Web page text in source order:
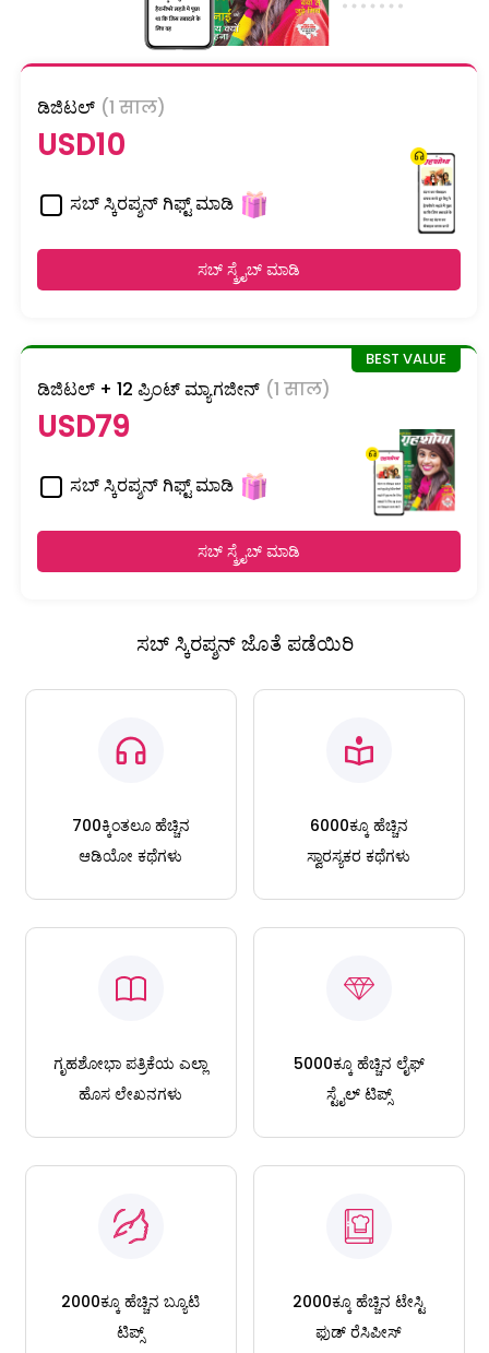
ಡಿಜಿಟಲ್ (1 साल)
USD10
ಸಬ್ ಸ್ಕಿರಪ್ಶನ್ ಗಿಫ್ಟ್ ಮಾಡಿ
ಸಬ್ ಸ್ಕ್ರೈಬ್ ಮಾಡಿ
ಡಿಜಿಟಲ್ + 12 ಪ್ರಿಂಟ್ ಮ್ಯಾಗಜೀನ್ (1 साल)
USD79
ಸಬ್ ಸ್ಕಿರಪ್ಶನ್ ಗಿಫ್ಟ್ ಮಾಡಿ
ಸಬ್ ಸ್ಕ್ರೈಬ್ ಮಾಡಿ
ಸಬ್ ಸ್ಕಿರಪ್ಶನ್ ಜೊತೆ ಪಡೆಯಿರಿ
700ಕ್ಕಿಂತಲೂ ಹೆಚ್ಚಿನ
ಆಡಿಯೋ ಕಥೆಗಳು
6000ಕ್ಕೂ ಹೆಚ್ಚಿನ
ಸ್ವಾರಸ್ಯಕರ ಕಥೆಗಳು
ಗೃಹಶೋಭಾ ಪತ್ರಿಕೆಯ ಎಲ್ಲಾ
ಹೊಸ ಲೇಖನಗಳು
5000ಕ್ಕೂ ಹೆಚ್ಚಿನ ಲೈಫ್
ಸ್ಟೈಲ್ ಟಿಪ್ಸ್
2000ಕ್ಕೂ ಹೆಚ್ಚಿನ ಬ್ಯೂಟಿ
ಟಿಪ್ಸ್
2000ಕ್ಕೂ ಹೆಚ್ಚಿನ ಟೇಸ್ಟಿ
ಫುಡ್ ರೆಸಿಪೀಸ್